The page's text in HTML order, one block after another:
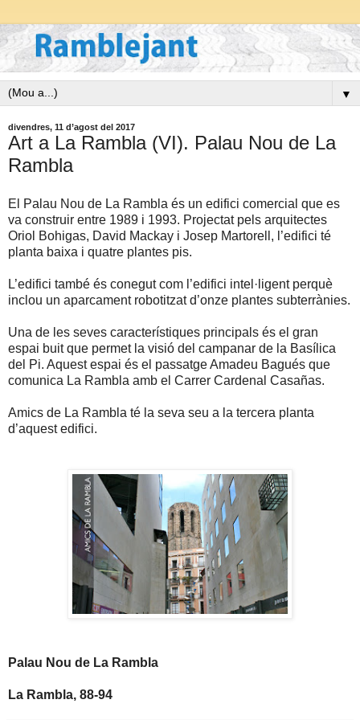
▼
divendres, 11 d’agost del 2017
Art a La Rambla (VI). Palau Nou de La
Rambla
El Palau Nou de La Rambla és un edifici comercial que es
va construir entre 1989 i 1993. Projectat pels arquitectes
Oriol Bohigas, David Mackay i Josep Martorell, l’edifici té
planta baixa i quatre plantes pis.
L’edifici també és conegut com l’edifici intel·ligent perquè
inclou un aparcament robotitzat d’onze plantes subterrànies.
Una de les seves característiques principals és el gran
espai buit que permet la visió del campanar de la Basílica
del Pi. Aquest espai és el passatge Amadeu Bagués que
comunica La Rambla amb el Carrer Cardenal Casañas.
Amics de La Rambla té la seva seu a la tercera planta
d’aquest edifici.
Palau Nou de La Rambla
La Rambla, 88-94